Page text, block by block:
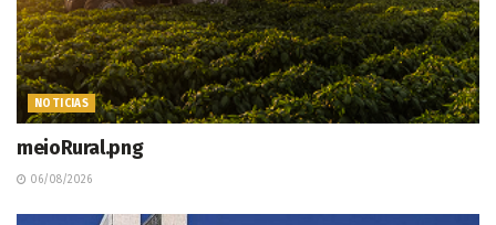
NOTICIAS
meioRural.png
06/08/2026